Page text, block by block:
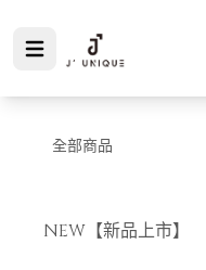
全部商品
NEW【新品上市】